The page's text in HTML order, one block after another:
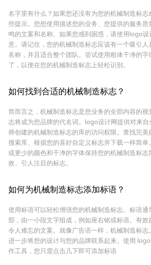
名字里有什么？如果您还没有为您的机械制造标志
些提示。您想使用描述您的业务、您提供的服务质
鸣的文案和名称。如果您感到困惑，请使用logo设
意。请记住，您的机械制造标志应该有一个吸引
名称，并且适合整个团队。尝试使用粗体干净的字
了，以便在您的机械制造标志上轻松识别。
如何找到合适的机械制造标志？
简而言之，机械制造标志是您业务的全部内容的
志将成为您品牌的代名词。logo设计网提供对来
师创建的机械制造标志的库的访问权限。查找完美
搜索库、根据您的喜好自定义标志并下载一样简单
或更少的颜色和干净的字体保持您的机械制造标志
效、引人注目的标志。
如何为机械制造标志添加标语？
使用标语可以轻松增强您的机械制造标志。标语通
部，由一小段文字组成，例如座右铭或标语。有效
令人难忘的文案。就像广告语一样，机械制造标
进一步将您的设计与您的品牌联系起来。使用
作工具，您只需点击几下即可添加标语